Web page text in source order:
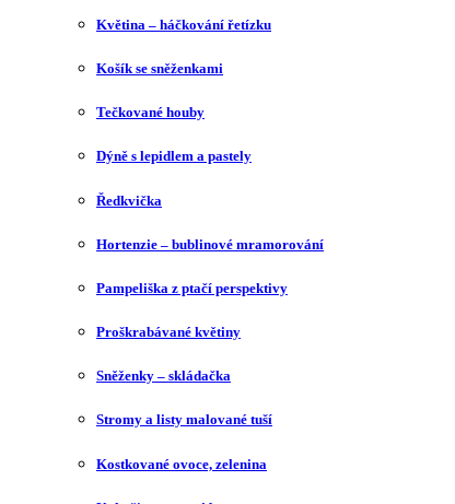
Květina – háčkování řetízku
Košík se sněženkami
Tečkované houby
Dýně s lepidlem a pastely
Ředkvička
Hortenzie – bublinové mramorování
Pampeliška z ptačí perspektivy
Proškrabávané květiny
Sněženky – skládačka
Stromy a listy malované tuší
Kostkované ovoce, zelenina